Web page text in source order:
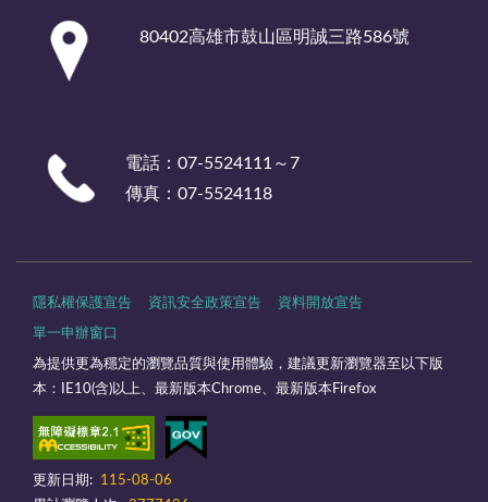
80402高雄市鼓山區明誠三路586號
電話：07-5524111～7
傳真：07-5524118
隱私權保護宣告 資訊安全政策宣告 資料開放宣告
單一申辦窗口
為提供更為穩定的瀏覽品質與使用體驗，建議更新瀏覽器至以下版
本：IE10(含)以上、最新版本Chrome、最新版本Firefox
更新日期:
115-08-06